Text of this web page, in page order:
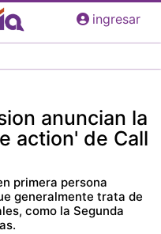
ingresar
anuncian la
action' de Call
primera persona
generalmente trata de
como la Segunda